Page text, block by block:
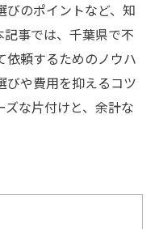
のポイントなど、知
事では、千葉県で不
依頼するためのノウハ
びや費用を抑えるコツ
な片付けと、余計な